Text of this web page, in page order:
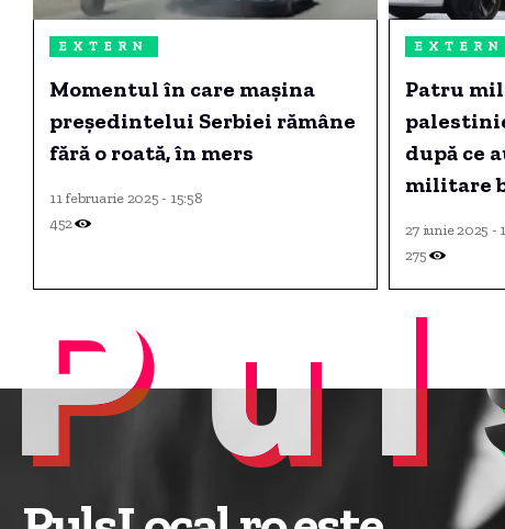
EXTERN
Momentul în care mașina
președintelui Serbiei rămâne
fără o roată, în mers
11 februarie 2025 - 15:58
452
EXTERN
Patru
după ce
militare
27 iunie 2025 -
275